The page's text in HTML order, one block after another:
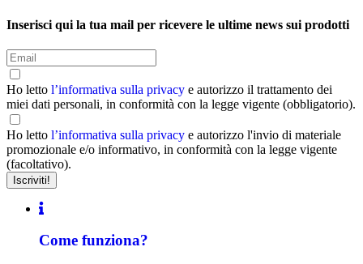
Inserisci qui la tua mail per ricevere le ultime news sui prodotti
Ho letto l’informativa sulla privacy e autorizzo il trattamento dei
miei dati personali, in conformità con la legge vigente (obbligatorio).
Ho letto l’informativa sulla privacy e autorizzo l'invio di materiale
promozionale e/o informativo, in conformità con la legge vigente
(facoltativo).
Come funziona?